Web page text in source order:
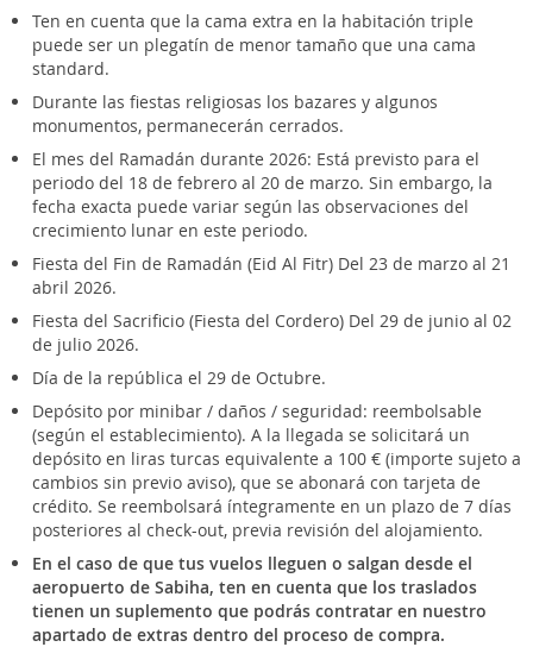
Ten en cuenta que la cama extra en la habitación triple
puede ser un plegatín de menor tamaño que una cama
standard.
Durante las fiestas religiosas los bazares y algunos
monumentos, permanecerán cerrados.
El mes del Ramadán durante 2026: Está previsto para el
periodo del 18 de febrero al 20 de marzo. Sin embargo, la
fecha exacta puede variar según las observaciones del
crecimiento lunar en este periodo.
Fiesta del Fin de Ramadán (Eid Al Fitr) Del 23 de marzo al 21
abril 2026.
Fiesta del Sacrificio (Fiesta del Cordero) Del 29 de junio al 02
de julio 2026.
Día de la república el 29 de Octubre.
Depósito por minibar / daños / seguridad: reembolsable
(según el establecimiento). A la llegada se solicitará un
depósito en liras turcas equivalente a 100 € (importe sujeto a
cambios sin previo aviso), que se abonará con tarjeta de
crédito. Se reembolsará íntegramente en un plazo de 7 días
posteriores al check-out, previa revisión del alojamiento.
En el caso de que tus vuelos lleguen o salgan desde el
aeropuerto de Sabiha, ten en cuenta que los traslados
tienen un suplemento que podrás contratar en nuestro
apartado de extras dentro del proceso de compra.